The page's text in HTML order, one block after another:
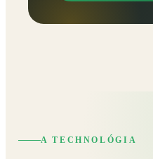
A TECHNOLÓGIA